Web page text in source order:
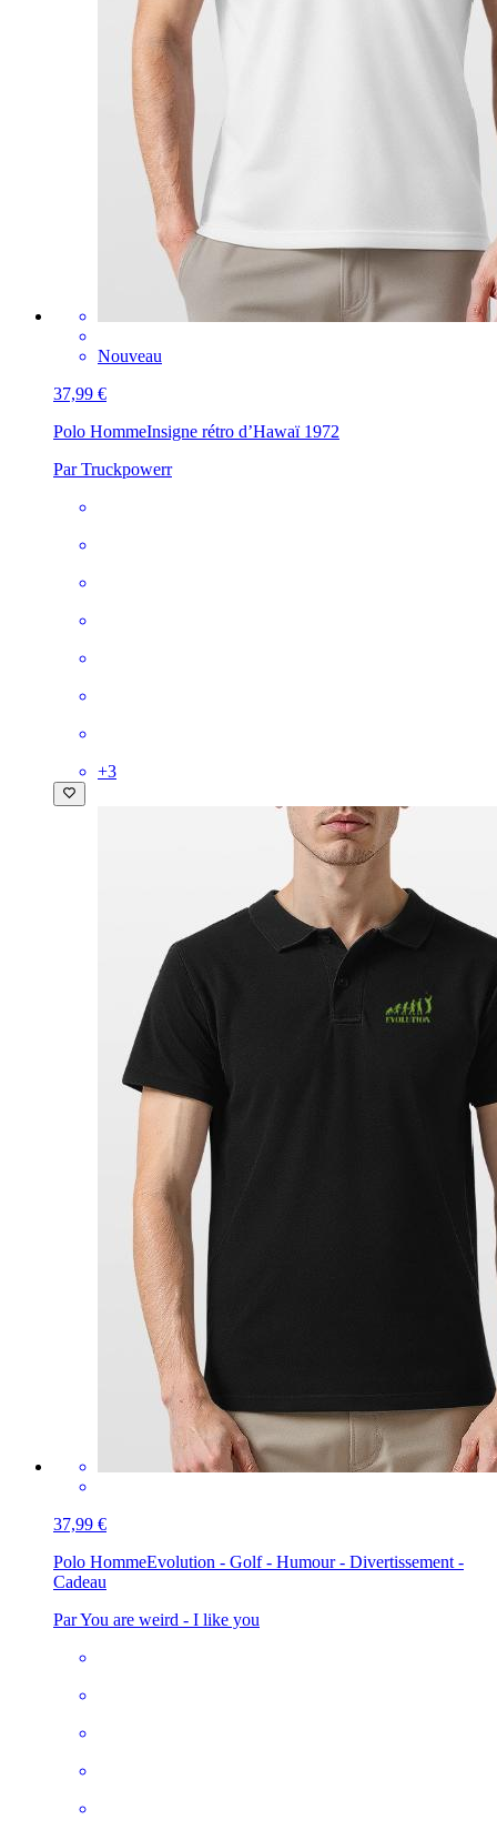
Nouveau
37,99 €
Polo HommeInsigne rétro d’Hawaï 1972
Par Truckpowerr
+3
37,99 €
Polo HommeEvolution - Golf - Humour - Divertissement -
Cadeau
Par You are weird - I like you